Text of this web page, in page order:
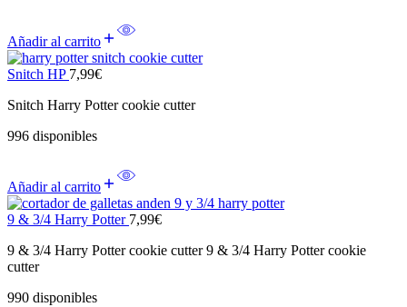
Añadir al carrito
Snitch HP 7,99€
Snitch Harry Potter cookie cutter
996 disponibles
Añadir al carrito
9 & 3/4 Harry Potter 7,99€
9 & 3/4 Harry Potter cookie cutter 9 & 3/4 Harry Potter cookie
cutter
990 disponibles